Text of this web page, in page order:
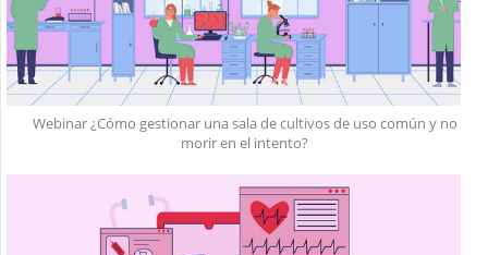
Webinar ¿Cómo gestionar una sala de cultivos de uso común y no
morir en el intento?